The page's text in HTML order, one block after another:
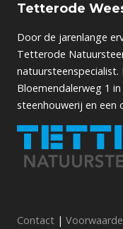
Tetterode
Door de jarenlange
Tetterode
Bloemendalerweg 1
steenhouwerij en een
Contact |